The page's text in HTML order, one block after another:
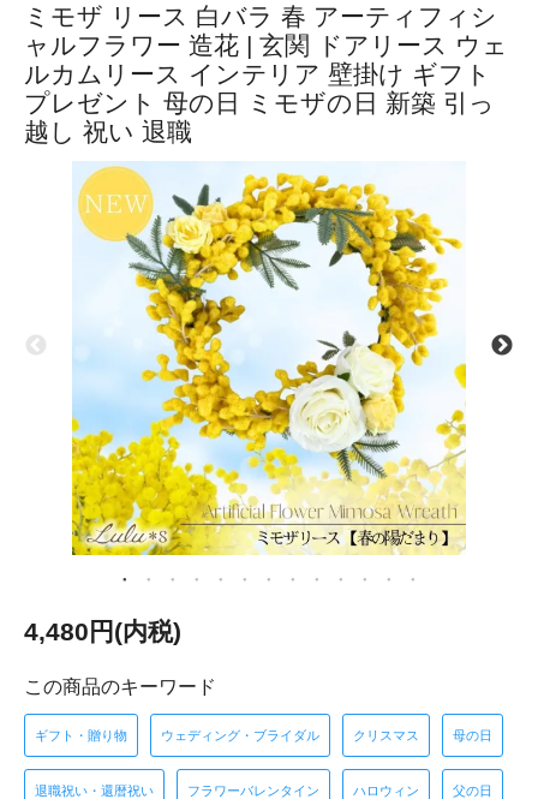
ミモザ リース 白バラ 春 アーティフィシ
ャルフラワー 造花 | 玄関 ドアリース ウェ
ルカムリース インテリア 壁掛け ギフト
プレゼント 母の日 ミモザの日 新築 引っ
越し 祝い 退職
4,480円(内税)
この商品のキーワード
ギフト・贈り物 ウェディング・ブライダル クリスマス 母の日
退職祝い・還暦祝い フラワーバレンタイン ハロウィン 父の日